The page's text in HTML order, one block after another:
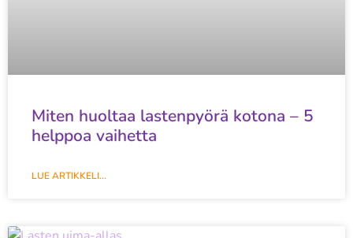
Miten huoltaa lastenpyörä kotona – 5
helppoa vaihetta
LUE ARTIKKELI...